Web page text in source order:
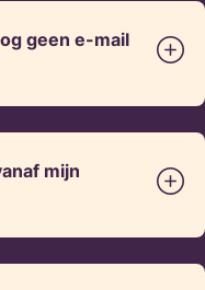
geen e-mail
mijn